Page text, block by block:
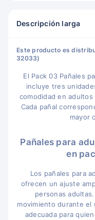
Descripción larga
Este producto es
32033)
El Pack 03 Pañales
incluye tres
comodidad en
Cada pañal
mayor
Pañales para
en
Los pañales para
ofrecen un ajuste
personas
movimiento durante el
adecuada para